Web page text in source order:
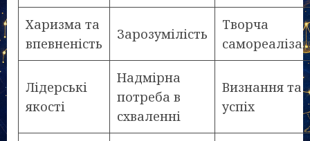
Харизма та
впевненість
Зарозумілість
Творча
Лідерські
якості
Надмірна
потреба в
схваленні
Визнання та
успіх